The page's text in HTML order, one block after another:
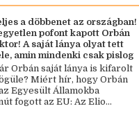
a döbbenet az országban!
pofont kapott Orbán
A saját lánya olyat tett
amin mindenki csak pislog
Orbán saját lánya is kifarolt
Miért hír, hogy Orbán
Egyesült Államokba
fogott az EU: Az Elio...